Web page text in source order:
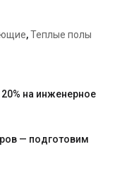
,Теплые полы
на инженерное
— подготовим